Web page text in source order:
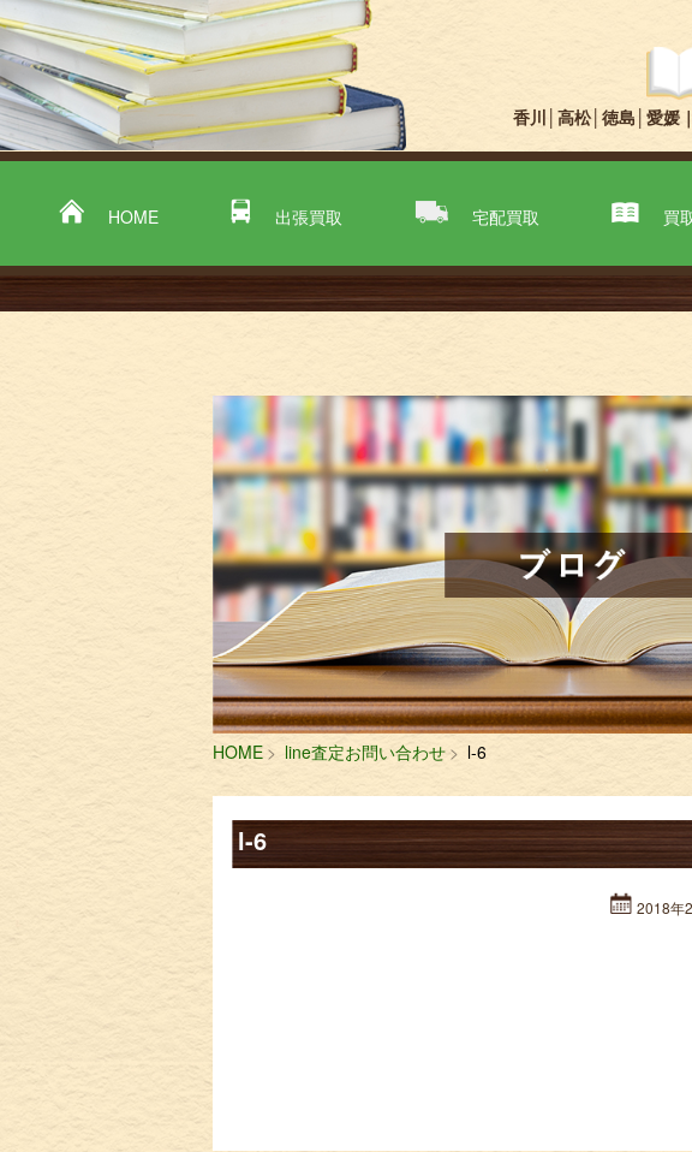
香川│高松│徳島│愛
HOME 出張買取 宅配買取 買
HOME line査定お問い合わせ l-6
l-6
2018年